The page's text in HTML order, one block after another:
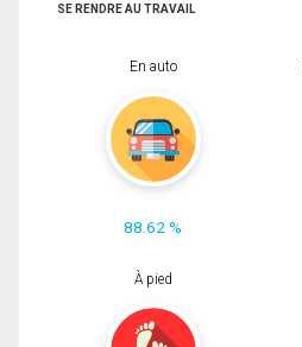
SE RENDRE AU TRAVAIL
En auto
88.62 %
À pied